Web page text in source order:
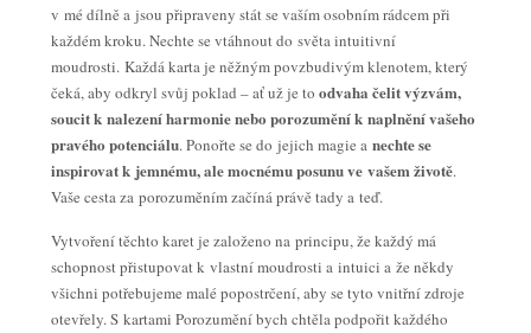
v mé dílně a jsou připraveny stát se vaším osobním rádcem při
každém kroku. Nechte se vtáhnout do světa intuitivní
moudrosti. Každá karta je něžným povzbudivým klenotem, který
čeká, aby odkryl svůj poklad – ať už je to odvaha čelit výzvám,
soucit k nalezení harmonie nebo porozumění k naplnění vašeho
pravého potenciálu. Ponořte se do jejich magie a nechte se
inspirovat k jemnému, ale mocnému posunu ve vašem životě.
Vaše cesta za porozuměním začíná právě tady a teď.
Vytvoření těchto karet je založeno na principu, že každý má
schopnost přistupovat k vlastní moudrosti a intuici a že někdy
všichni potřebujeme malé popostrčení, aby se tyto vnitřní zdroje
otevřely. S kartami Porozumění bych chtěla podpořit každého